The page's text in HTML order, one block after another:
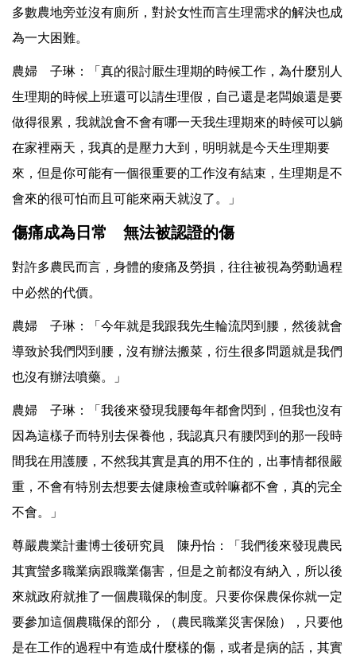
多數農地旁並沒有廁所，對於女性而言生理需求的解決也成
為一大困難。
農婦 子琳：「真的很討厭生理期的時候工作，為什麼別人
生理期的時候上班還可以請生理假，自己還是老闆娘還是要
做得很累，我就說會不會有哪一天我生理期來的時候可以躺
在家裡兩天，我真的是壓力大到，明明就是今天生理期要
來，但是你可能有一個很重要的工作沒有結束，生理期是不
會來的很可怕而且可能來兩天就沒了。」
傷痛成為日常 無法被認證的傷
對許多農民而言，身體的痠痛及勞損，往往被視為勞動過程
中必然的代價。
農婦 子琳：「今年就是我跟我先生輪流閃到腰，然後就會
導致於我們閃到腰，沒有辦法搬菜，衍生很多問題就是我們
也沒有辦法噴藥。」
農婦 子琳：「我後來發現我腰每年都會閃到，但我也沒有
因為這樣子而特別去保養他，我認真只有腰閃到的那一段時
間我在用護腰，不然我其實是真的用不住的，出事情都很嚴
重，不會有特別去想要去健康檢查或幹嘛都不會，真的完全
不會。」
尊嚴農業計畫博士後研究員 陳丹怡：「我們後來發現農民
其實蠻多職業病跟職業傷害，但是之前都沒有納入，所以後
來就政府就推了一個農職保的制度。只要你保農保你就一定
要參加這個農職保的部分，（農民職業災害保險），只要他
是在工作的過程中有造成什麼樣的傷，或者是病的話，其實